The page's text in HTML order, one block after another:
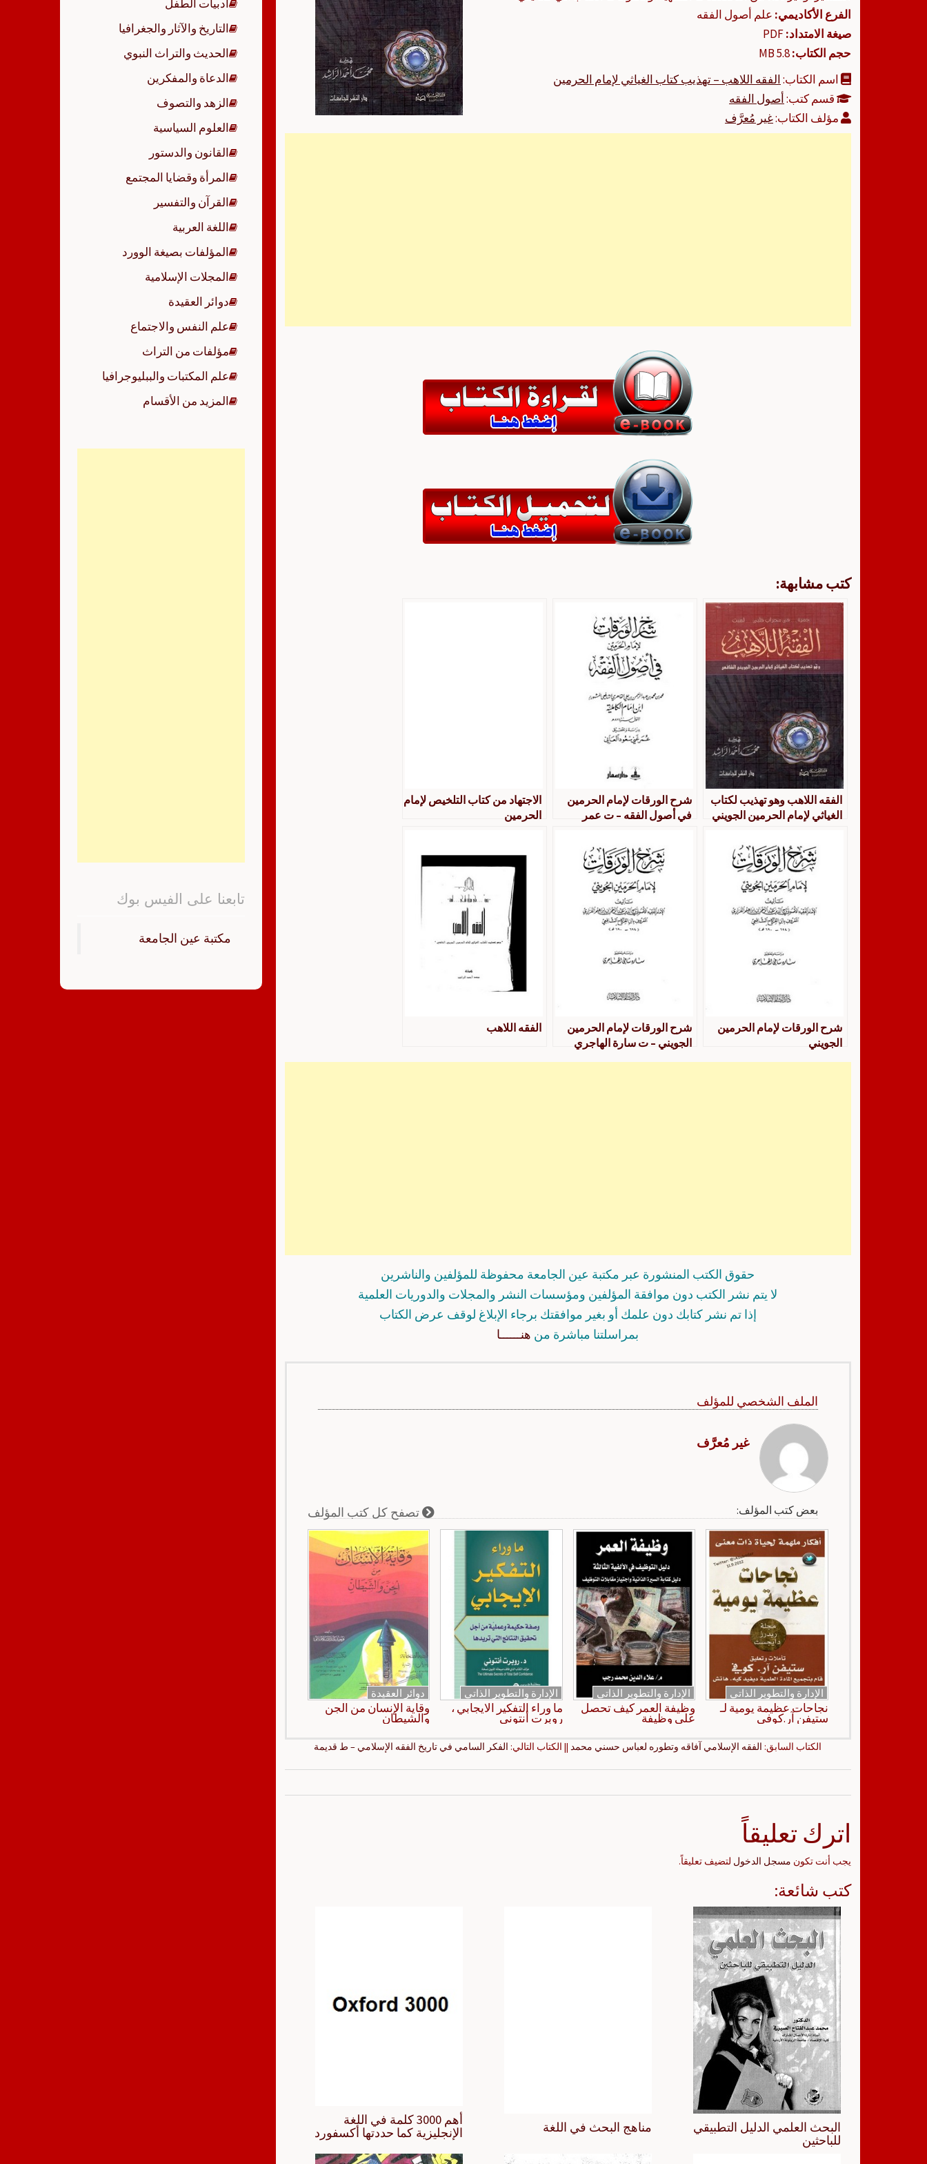
الفرع الأكاديمي: علم أصول الفقه
صيغة الامتداد:
حجم الكتاب:
اسم الكتاب:الفقه اللاهب – تهذيب كتاب الغياثي لإمام الحرمين
قسم كتب:أصول الفقه
مؤلف الكتاب:غير مُعرَّف
كتب مشابهة:
الفقه اللاهب وهو تهذيب لكتاب
الغياثي لإمام الحرمين الجويني
شرح الورقات لإمام الحرمين
في أصول الفقه – ت عمر
الاجتهاد من كتاب التلخيص لإمام
الحرمين
شرح الورقات لإمام الحرمين
الجويني
شرح الورقات لإمام الحرمين
الجويني – ت سارة الهاجري
الفقه اللاهب
حقوق الكتب المنشورة عبر مكتبة عين الجامعة محفوظة للمؤلفين والناشرين
لا يتم نشر الكتب دون موافقة المؤلفين ومؤسسات النشر والمجلات والدوريات العلمية
إذا تم نشر كتابك دون علمك أو بغير موافقتك برجاء الإبلاغ لوقف عرض الكتاب
بمراسلتنا مباشرة من هنــــــا
الملف الشخصي للمؤلف
غير مُعرَّف
بعض كتب المؤلف: تصفح كل كتب المؤلف
الإدارة والتطوير الذاتي
نجاحات عظيمة يومية لـ
ستيفن آر.كوفي
الإدارة والتطوير الذاتي
وظيفة العمر كيف تحصل
على وظيفة
الإدارة والتطوير الذاتي
ما وراء التفكير الايجابي ،
روبرت أنتوني
دوائر العقيدة
وقاية الإنسان من الجن
والشيطان
الكتاب السابق: الفقه الإسلامي آفاقه وتطوره لعباس حسني محمد|| الكتاب التالي: الفكر السامي في تاريخ الفقه الإسلامي – ط قديمة
اترك تعليقاً
يجب أنت تكون مسجل الدخول لتضيف تعليقاً.
كتب شائعة:
أهم 3000 كلمة في اللغة
الإنجليزية كما حددتها أكسفورد
مناهج البحث في اللغة
البحث العلمي الدليل التطبيقي
للباحثين
أدبيات الطفل
التاريخ والآثار والجغرافيا
الحديث والتراث النبوي
الدعاة والمفكرين
الزهد والتصوف
العلوم السياسية
القانون والدستور
المرأة وقضايا المجتمع
القرآن والتفسير
اللغة العربية
المؤلفات بصيغة الوورد
المجلات الإسلامية
دوائر العقيدة
علم النفس والاجتماع
مؤلفات من التراث
علم المكتبات والببليوجرافيا
المزيد من الأقسام
تابعنا على الفيس بوك
‏مكتبة عين الجامعة‏